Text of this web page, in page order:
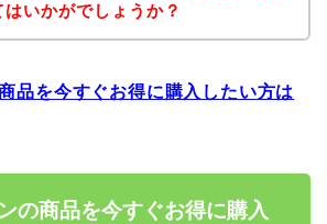
はいかがでしょうか？
品を今すぐお得に購入したい方は
の商品を今すぐお得に購入